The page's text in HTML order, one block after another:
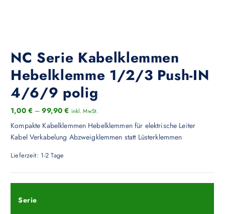
NC Serie Kabelklemmen
Hebelklemme 1/2/3 Push-IN
4/6/9 polig
1,00 € –99,90€ inkl. MwSt.
Kompakte Kabelklemmen Hebelklemmen für elektrische Leiter
Kabel Verkabelung Abzweigklemmen statt Lüsterklemmen
Lieferzeit: 1-2 Tage
Serie